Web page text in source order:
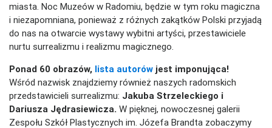
miasta. Noc Muzeów w Radomiu, będzie w tym roku magiczna
i niezapomniana, ponieważ z różnych zakątków Polski przyjadą
do nas na otwarcie wystawy wybitni artyści, przestawiciele
nurtu surrealizmu i realizmu magicznego.
Ponad 60 obrazów, lista autorów jest imponująca!
Wśród nazwisk znajdziemy również naszych radomskich
przedstawicieli surrealizmu: Jakuba Strzeleckiego i
Dariusza Jędrasiewicza. W pięknej, nowoczesnej galerii
Zespołu Szkół Plastycznych im. Józefa Brandta zobaczymy